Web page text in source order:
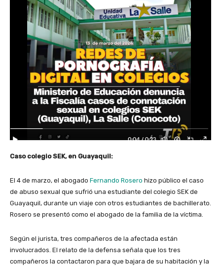
Caso colegio SEK, en Guayaquil:
El 4 de marzo, el abogado Fernando Rosero hizo público el caso
de abuso sexual que sufrió una estudiante del colegio SEK de
Guayaquil, durante un viaje con otros estudiantes de bachillerato.
Rosero se presentó como el abogado de la familia de la víctima.
Según el jurista, tres compañeros de la afectada están
involucrados. El relato de la defensa señala que los tres
compañeros la contactaron para que bajara de su habitación y la